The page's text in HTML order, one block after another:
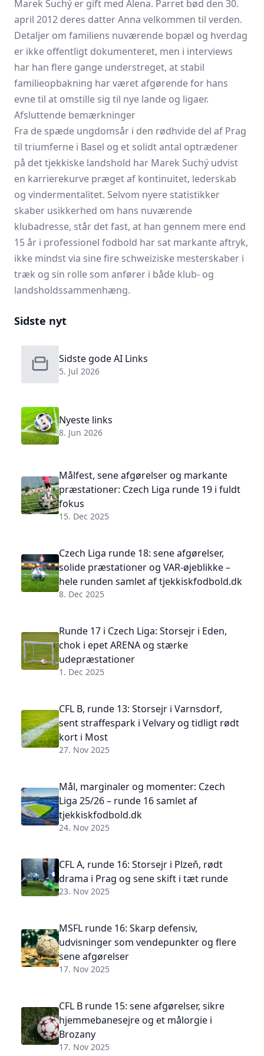
Marek Suchý er gift med Alena. Parret bød den 30.
april 2012 deres datter Anna velkommen til verden.
Detaljer om familiens nuværende bopæl og hverdag
er ikke offentligt dokumenteret, men i interviews
har han flere gange understreget, at stabil
familieopbakning har været afgørende for hans
evne til at omstille sig til nye lande og ligaer.
Afsluttende bemærkninger
Fra de spæde ungdomsår i den rødhvide del af Prag
til triumferne i Basel og et solidt antal optrædener
på det tjekkiske landshold har Marek Suchý udvist
en karrierekurve præget af kontinuitet, lederskab
og vindermentalitet. Selvom nyere statistikker
skaber usikkerhed om hans nuværende
klubadresse, står det fast, at han gennem mere end
15 år i professionel fodbold har sat markante aftryk,
ikke mindst via sine fire schweiziske mesterskaber i
træk og sin rolle som anfører i både klub- og
landsholdssammenhæng.
Sidste nyt
Sidste gode AI Links
5. Jul 2026
Nyeste links
8. Jun 2026
Målfest, sene afgørelser og markante
præstationer: Czech Liga runde 19 i fuldt
fokus
15. Dec 2025
Czech Liga runde 18: sene afgørelser,
solide præstationer og VAR-øjeblikke –
hele runden samlet af tjekkiskfodbold.dk
8. Dec 2025
Runde 17 i Czech Liga: Storsejr i Eden,
chok i epet ARENA og stærke
udepræstationer
1. Dec 2025
CFL B, runde 13: Storsejr i Varnsdorf,
sent straffespark i Velvary og tidligt rødt
kort i Most
27. Nov 2025
Mål, marginaler og momenter: Czech
Liga 25/26 – runde 16 samlet af
tjekkiskfodbold.dk
24. Nov 2025
CFL A, runde 16: Storsejr i Plzeň, rødt
drama i Prag og sene skift i tæt runde
23. Nov 2025
MSFL runde 16: Skarp defensiv,
udvisninger som vendepunkter og flere
sene afgørelser
17. Nov 2025
CFL B runde 15: sene afgørelser, sikre
hjemmebanesejre og et målorgie i
Brozany
17. Nov 2025